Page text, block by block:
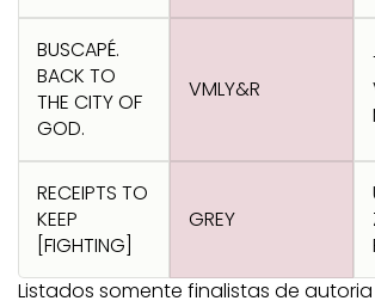
BUSCAPÉ.
BACK TO
THE CITY OF
GOD.
VMLY&R
RECEIPTS TO
KEEP
[FIGHTING]
GREY
Listados somente finalistas de